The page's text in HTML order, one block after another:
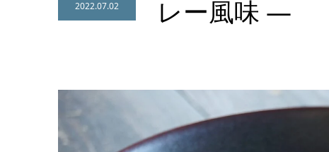
2022.07.02
レー風味 ―